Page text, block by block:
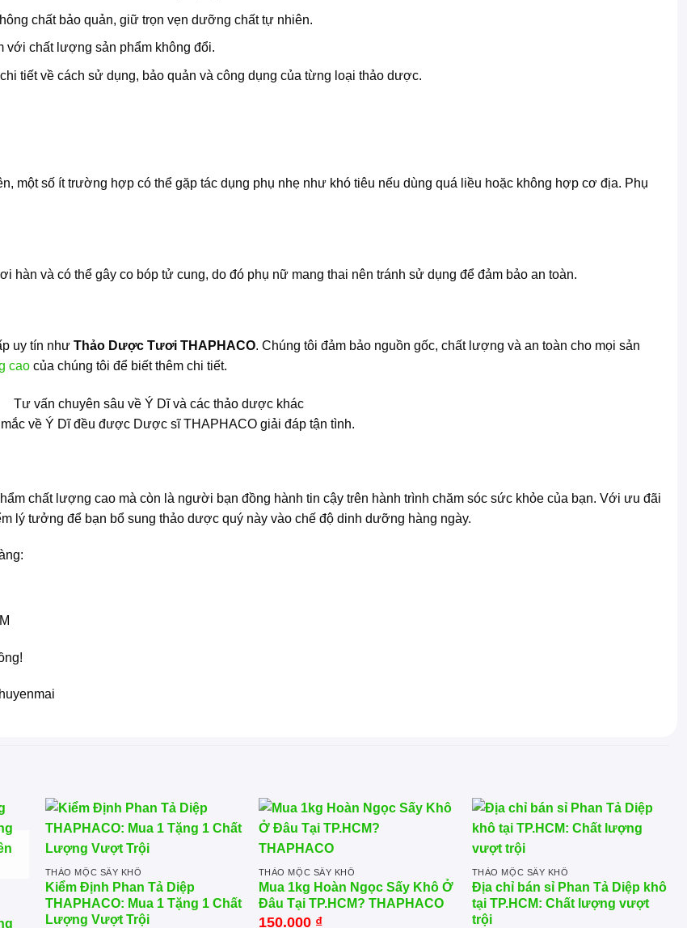
chất bảo quản, giữ trọn vẹn dưỡng chất tự nhiên.
với chất lượng sản phẩm không đổi.
tiết về cách sử dụng, bảo quản và công dụng của từng loại thảo dược.
một số ít trường hợp có thể gặp tác dụng phụ nhẹ như khó tiêu nếu dùng quá liều hoặc không hợp cơ địa. Phụ
hàn và có thể gây co bóp tử cung, do đó phụ nữ mang thai nên tránh sử dụng để đảm bảo an toàn.
uy tín như Thảo Dược Tươi THAPHACO. Chúng tôi đảm bảo nguồn gốc, chất lượng và an toàn cho mọi sản
cao của chúng tôi để biết thêm chi tiết.
mắc về Ý Dĩ đều được Dược sĩ THAPHACO giải đáp tận tình.
chất lượng cao mà còn là người bạn đồng hành tin cậy trên hành trình chăm sóc sức khỏe của bạn. Với ưu đãi
lý tưởng để bạn bổ sung thảo dược quý này vào chế độ dinh dưỡng hàng ngày.
THẢO MỘC SẤY KHÔ
Kiểm Định Phan Tả Diệp
THAPHACO: Mua 1 Tặng 1 Chất
Lượng Vượt Trội
THẢO MỘC SẤY KHÔ
Mua 1kg Hoàn Ngọc Sấy Khô Ở
Đâu Tại TP.HCM? THAPHACO
150.000 ₫
THẢO MỘC SẤY KHÔ
Địa chỉ bán sỉ Phan Tả Diệp khô
tại TP.HCM: Chất lượng vượt
trội